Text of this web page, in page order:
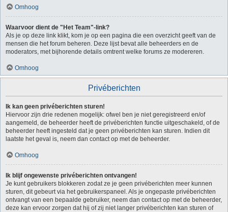
Omhoog
Waarvoor dient de "Het Team"-link?
Als je op deze link klikt, kom je op een pagina die een overzicht geeft van de
mensen die het forum beheren. Deze lijst bevat alle beheerders en de
moderators, met bijhorende details omtrent welke forums ze modereren.
Omhoog
Privéberichten
Ik kan geen privéberichten sturen!
Hiervoor zijn drie redenen mogelijk: ofwel ben je niet geregistreerd en/of
aangemeld, de beheerder heeft de privéberichten functie uitgeschakeld, of de
beheerder heeft ingesteld dat je geen privéberichten kan sturen. Indien dit
laatste het geval is, neem dan contact op met de beheerder.
Omhoog
Ik blijf ongewenste privéberichten ontvangen!
Je kunt gebruikers blokkeren zodat ze je geen privéberichten meer kunnen
sturen, dit gebeurt via het gebruikerspaneel. Als je ongepaste privéberichten
ontvangt van een bepaalde gebruiker, neem dan contact op met de beheerder,
deze kan ervoor zorgen dat hij of zij niet langer privéberichten kan sturen of